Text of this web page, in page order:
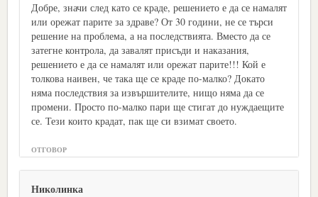
Добре, значи след като се краде, решението е да се намалят
или орежат парите за здраве? От 30 години, не се търси
решение на проблема, а на последствията. Вместо да се
затегне контрола, да завалят присъди и наказания,
решението е да се намалят или орежат парите!!! Кой е
толкова наивен, че така ще се краде по-малко? Докато
няма последствия за извършителите, нищо няма да се
промени. Просто по-малко пари ще стигат до нуждаещите
се. Тези които крадат, пак ще си взимат своето.
ОТГОВОР
Николинка